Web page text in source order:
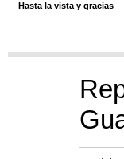
Hasta la vista y gracias